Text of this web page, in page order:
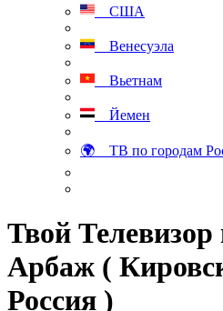
США
Венесуэла
Вьетнам
Йемен
🌍 ТВ по городам
Твой Телевизор
Арбаж (
Россия )